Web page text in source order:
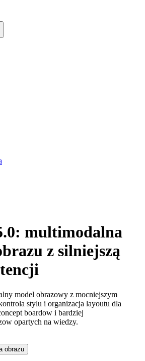
multimodalna
z silniejszą
model obrazowy z mocniejszym
stylu i organizacja layoutu dla
boardow i bardziej
opartych na wiedzy.
obrazu